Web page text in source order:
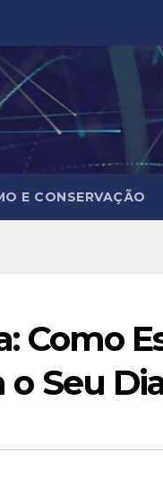
E CONSERVAÇÃO
Como
Seu